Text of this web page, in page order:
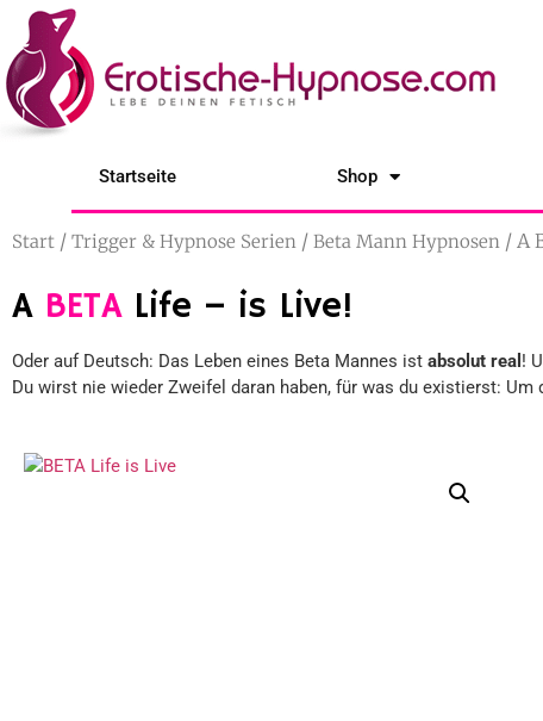
Startseite Shop
Start / Trigger & Hypnose Serien / Beta Mann Hypnosen / A
A BETALife – is Live!
Oder auf Deutsch: Das Leben eines Beta Mannes ist absolut real !
Du wirst nie wieder Zweifel daran haben, für was du existierst: Um